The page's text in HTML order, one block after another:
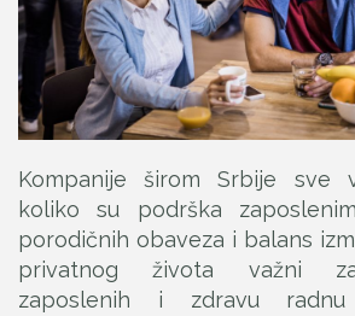
Kompanije širom Srbije sve
koliko su podrška
porodičnih obaveza i balans
privatnog života važni
zaposlenih i zdravu